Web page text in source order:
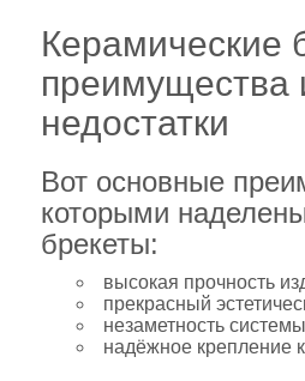
Керамические
преимущества
недостатки
Вот основные
которыми
брекеты:
высокая прочность
прекрасный
незаметность
надёжное крепление